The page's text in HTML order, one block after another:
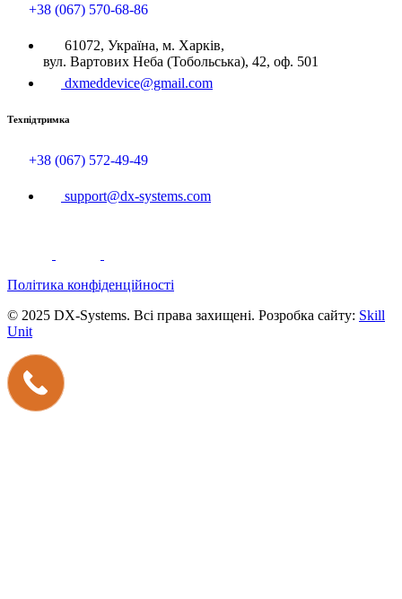
+38 (067) 570-68-86
61072, Україна, м. Харків,
вул. Вартових Неба (Тобольська), 42, оф. 501
dxmeddevice@gmail.com
Техпідтримка
+38 (067) 572-49-49
support@dx-systems.com
Політика конфіденційності
© 2025 DX-Systems. Всі права захищені. Розробка сайту: Skill
Unit